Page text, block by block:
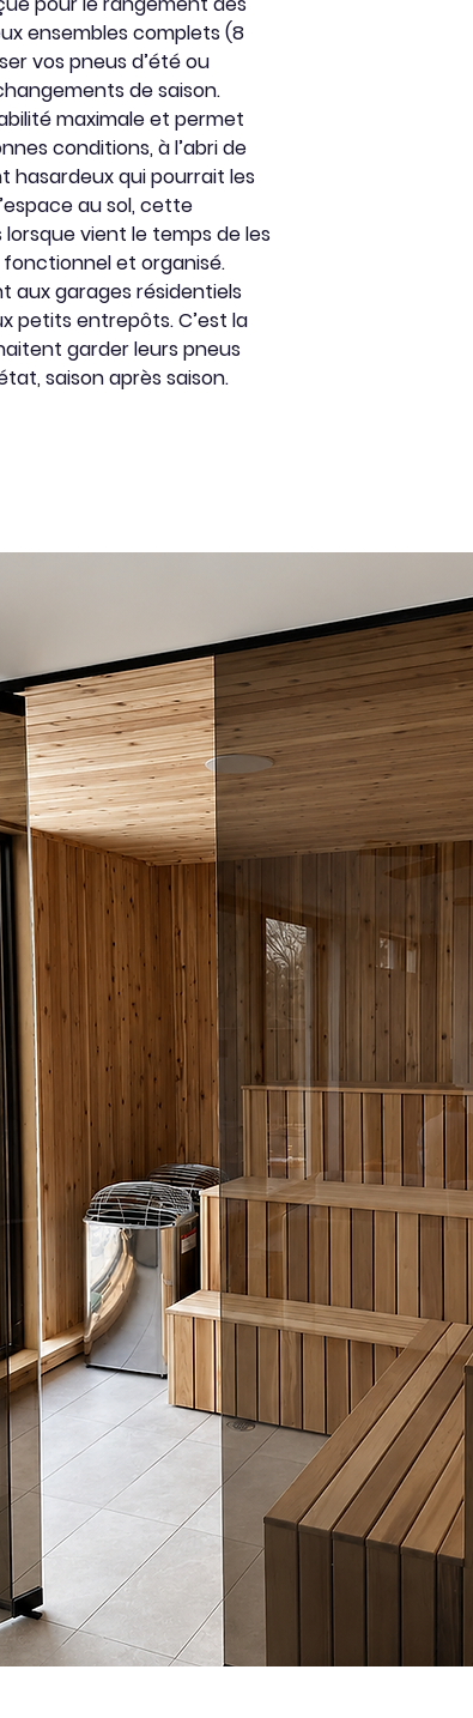
ensembles complets (8
vos pneus d’été ou
de saison.
maximale et permet
conditions, à l’abri de
hasardeux qui pourrait les
au sol, cette
vient le temps de les
et organisé.
aux garages résidentiels
petits entrepôts. C’est la
garder leurs pneus
saison après saison.